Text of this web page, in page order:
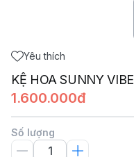
Yêu thích
KỆ HOA SUNNY VIBE
1.600.000đ
Số lượng